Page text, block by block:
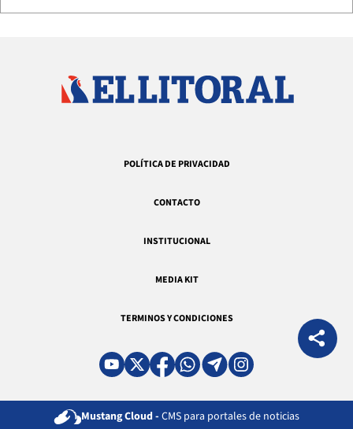
POLÍTICA DE PRIVACIDAD
CONTACTO
INSTITUCIONAL
MEDIA KIT
TERMINOS Y CONDICIONES
Mustang Cloud - CMS para portales de noticias